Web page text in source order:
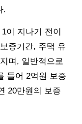
.
이 지나기 전이
증기간, 주택 유
며, 일반적으로
들어 2억원 보증
20만원의 보증